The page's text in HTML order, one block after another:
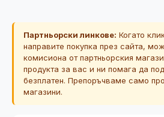
🎟️ Купони
Партньорски линкове: Когато
направите покупка през сайта,
комисиона от партньорския
продукта за вас и ни помага да
безплатен. Препоръчваме само
магазини.